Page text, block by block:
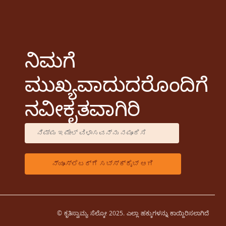
ನಿಮಗೆ
ಮುಖ್ಯವಾದುದರೊಂದಿಗೆ
ನವೀಕೃತವಾಗಿರಿ
© ಕೃತಿಸ್ವಾಮ್ಯ ಸೆಲ್ಕೋ 2025. ಎಲ್ಲಾ ಹಕ್ಕುಗಳನ್ನು ಕಾಯ್ದಿರಿಸಲಾಗಿದೆ